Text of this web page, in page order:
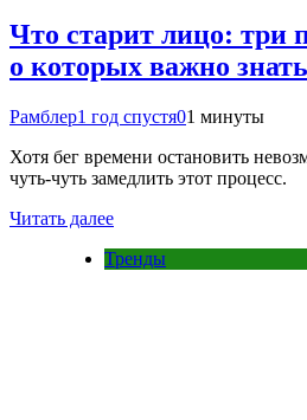
Что старит лицо: три
о которых важно знать
Рамблер1 год спустя01 минуты
Хотя бег времени остановить
чуть-чуть замедлить этот процесс.
Читать далее
Тренды